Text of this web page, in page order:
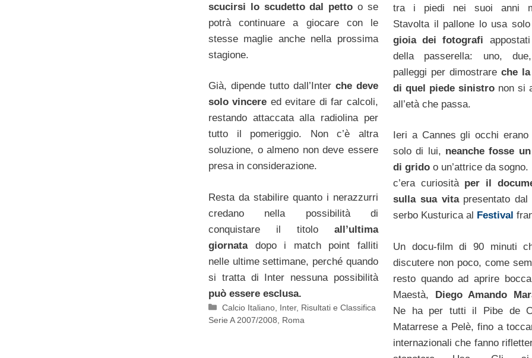
tra i piedi nei suoi anni
Stavolta il pallone lo usa
gioia dei fotografi
della passerella: uno,
palleggi per dimostrare che
di quel piede sinistronon si
all’età che passa.
Ieri a Cannes gli occhi erano
solo di lui, neanche fosse
di gridoo un’attrice da sogno.
c’era curiosità per il
sulla sua vitapresentato dal
serbo Kusturica al Festival
Un docu-film di 90 minuti
discutere non poco, come
resto quando ad aprire
Maestà, Diego Amando
Ne ha per tutti il Pibe de
Matarrese a Pelè, fino a
internazionali che fanno
scucirsi lo scudetto dal petto o se
potrà continuare a giocare con le
stesse maglie anche nella prossima
stagione.
Già, dipende tutto dall’Inter che deve
solo vincere ed evitare di far calcoli,
restando attaccata alla radiolina per
tutto il pomeriggio. Non c’è altra
soluzione, o almeno non deve essere
presa in considerazione.
Resta da stabilire quanto i nerazzurri
credano nella possibilità di
conquistare il titolo all’ultima
giornatadopo i match point falliti
nelle ultime settimane, perché quando
si tratta di Inter nessuna possibilità
può essere esclusa.
Categorie
Calcio Italiano Inter, Risultati e Classifica
Serie A 2007/2008
Roma